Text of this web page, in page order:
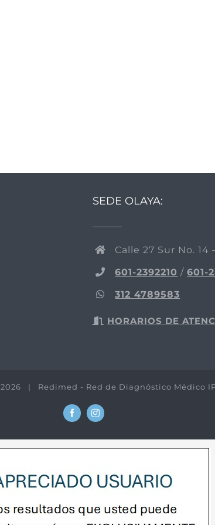
SEDE OLAYA:
Calle 27 Sur No. 14
601-2392210 /601-
312 4789583
HORARIOS DE
2026 | Redimed - Red de Diagnóstico Médico
FacebookInstagram